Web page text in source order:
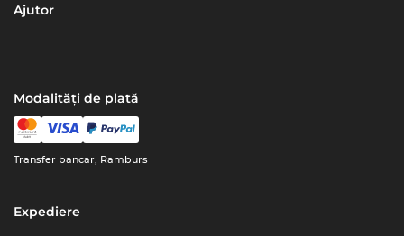
Ajutor
Modalități de plată
Transfer bancar, Ramburs
Expediere